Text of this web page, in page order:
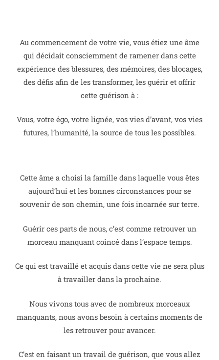
Au commencement de votre vie, vous étiez une âme
qui décidait consciemment de ramener dans cette
expérience des blessures, des mémoires, des blocages,
des défis afin de les transformer, les guérir et offrir
cette guérison à :
Vous, votre égo, votre lignée, vos vies d’avant, vos vies
futures, l’humanité, la source de tous les possibles.
Cette âme a choisi la famille dans laquelle vous êtes
aujourd’hui et les bonnes circonstances pour se
souvenir de son chemin, une fois incarnée sur terre.
Guérir ces parts de nous, c’est comme retrouver un
morceau manquant coincé dans l’espace temps.
Ce qui est travaillé et acquis dans cette vie ne sera plus
à travailler dans la prochaine.
Nous vivons tous avec de nombreux morceaux
manquants, nous avons besoin à certains moments de
les retrouver pour avancer.
C’est en faisant un travail de guérison, que vous allez